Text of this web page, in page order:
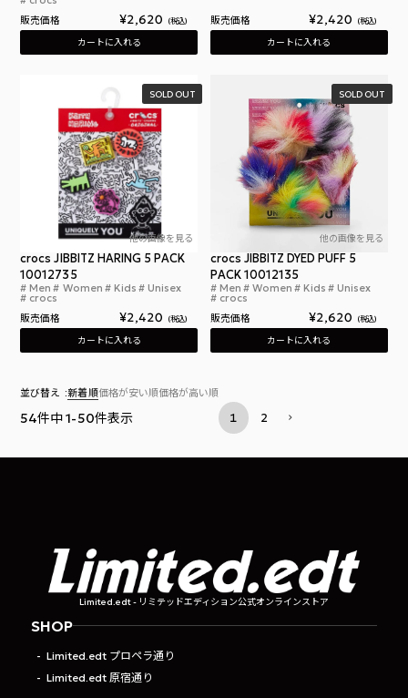
販売価格 ¥2,620 税込
カートに入れる
販売価格 ¥2,420 税込
カートに入れる
他の画像を見る
クロックス キース・ヘリング ジビッツ 5 パック
crocs JIBBITZ HARING 5 PACK
10012735
Men Women Kids Unisex
crocs
販売価格 ¥2,420 税込
SOLD OUT
カートに入れる
他の画像を見る
crocs JIBBITZ DYED PUFF 5
PACK 10012135
Men Women Kids Unisex
crocs
販売価格 ¥2,620 税込
SOLD OUT
カートに入れる
並び替え 新着順価格が安い順価格が高い順
54件中1-50件表示 1 2
Limited.edt - リミテッドエディション公式オンラインストア
SHOP
Limited.edt プロペラ通り
Limited.edt 原宿通り